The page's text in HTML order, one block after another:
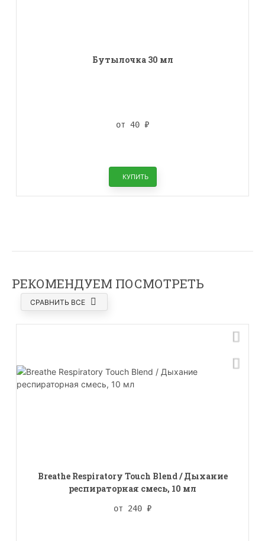
Бутылочка 30 мл
от 40 ₽
КУПИТЬ
РЕКОМЕНДУЕМ ПОСМОТРЕТЬ
СРАВНИТЬ ВСЕ
Breathe Respiratory Touch Blend / Дыхание
респираторная смесь, 10 мл
от 240 ₽